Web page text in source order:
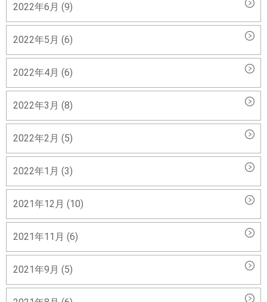
2022年6月 (9)
2022年5月 (6)
2022年4月 (6)
2022年3月 (8)
2022年2月 (5)
2022年1月 (3)
2021年12月 (10)
2021年11月 (6)
2021年9月 (5)